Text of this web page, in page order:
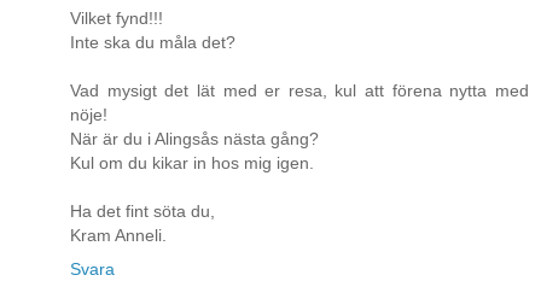
Vilket fynd!!!
Inte ska du måla det?
Vad mysigt det lät med er resa, kul att förena nytta med
nöje!
När är du i Alingsås nästa gång?
Kul om du kikar in hos mig igen.
Ha det fint söta du,
Kram Anneli.
Svara